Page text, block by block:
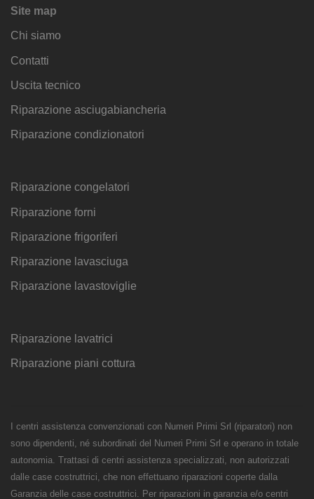
Site map
Chi siamo
Contatti
Uscita tecnico
Riparazione asciugabiancheria
Riparazione condizionatori
Riparazione congelatori
Riparazione forni
Riparazione frigoriferi
Riparazione lavasciuga
Riparazione lavastoviglie
Riparazione lavatrici
Riparazione piani cottura
I centri assistenza convenzionati con Numeri Primi Srl (riparatori) non
sono dipendenti, né subordinati del Numeri Primi Srl e operano in totale
autonomia. Trattasi di centri assistenza specializzati, non autorizzati
dalle case costruttrici, che non effettuano riparazioni coperte dalla
Garanzia delle case costruttrici. Per riparazioni in garanzia e/o centri